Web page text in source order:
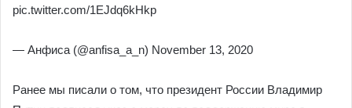
pic.twitter.com/1EJdq6kHkp
— Анфиса (@anfisa_a_n) November 13, 2020
Ранее мы писали о том, что президент России Владимир